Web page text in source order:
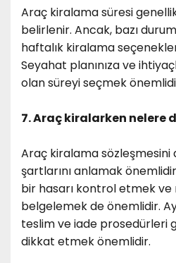
Araç kiralama süresi
belirlenir. Ancak, bazı
haftalık kiralama
Seyahat planınıza ve
olan süreyi seçmek
7. Araç kiralarken nelere
Araç kiralama
şartlarını anlamak
bir hasarı kontrol etmek
belgelemek de önemlidir.
teslim ve iade prosedürleri
dikkat etmek önemlidir.